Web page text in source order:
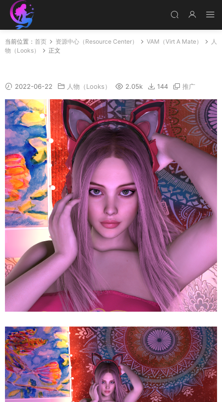
当前位置： 首页 资源中心（Resource Center） VAM（Virt A Mate）
人
物（Looks）
正文
2022-06-22 人物（Looks） 2.05k 144 推广